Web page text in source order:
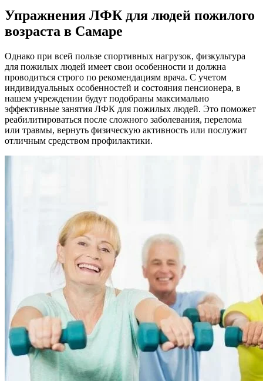
Упражнения ЛФК для людей пожилого
возраста в Самаре
Однако при всей пользе спортивных нагрузок, физкультура
для пожилых людей имеет свои особенности и должна
проводиться строго по рекомендациям врача. С учетом
индивидуальных особенностей и состояния пенсионера, в
нашем учреждении будут подобраны максимально
эффективные занятия ЛФК для пожилых людей. Это поможет
реабилитироваться после сложного заболевания, перелома
или травмы, вернуть физическую активность или послужит
отличным средством профилактики.